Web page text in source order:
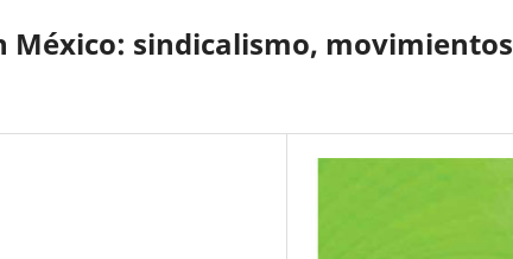
México: sindicalismo, movimientos